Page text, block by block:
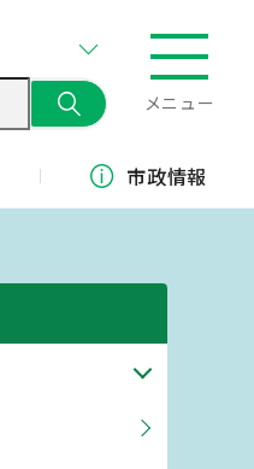
メニュー
市政情報